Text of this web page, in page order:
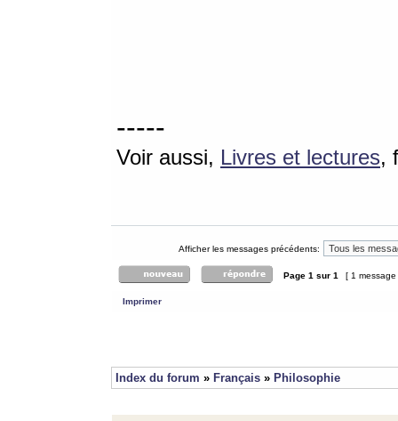
-----
Voir aussi, Livres et lectures,
Afficher les messages précédents:
Page 1 sur 1 [ 1
Imprimer
Index du forum » Français » Philosophie